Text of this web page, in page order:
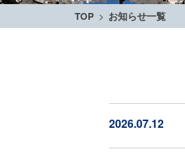
TOP > お知らせ一覧
2026.07.12